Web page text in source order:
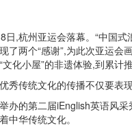
日,杭州亚运会落幕。“中国
了两个“感谢”,为此次亚运会
文化小屋”的非遗体验,到累
秀传统文化的传播不仅要表
办的第二届iEnglish英语风
中华传统文化。